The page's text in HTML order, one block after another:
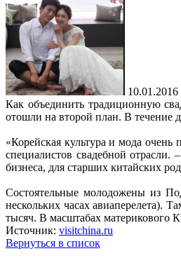
10.01.2016
Как объединить традиционную
отошли на второй план. В течение
«Корейская культура и мода
специалистов свадебной
бизнеса, для старших китайских
Состоятельные молодожены из
нескольких часах авиаперелета).
тысяч. В масштабах материкового
Источник: visitchina.ru
Вернуться в список